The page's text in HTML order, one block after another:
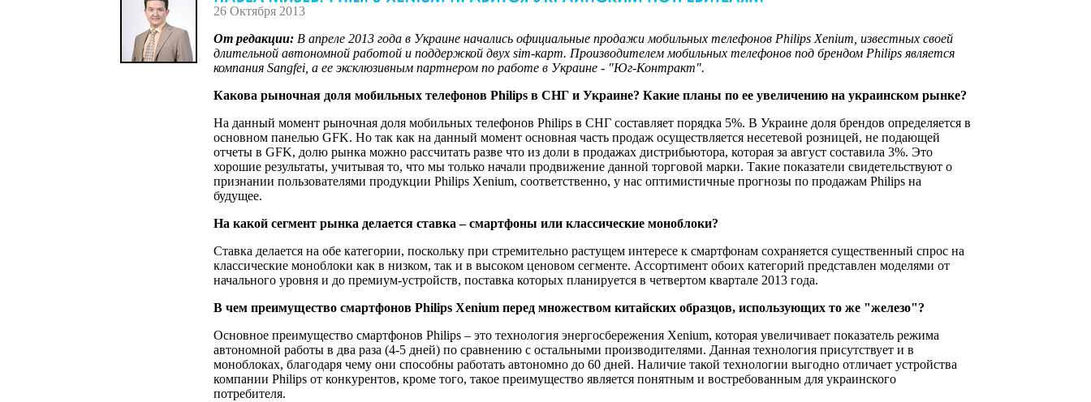
26 Октября 2013
От редакции: В апреле 2013 года в Украине начались официальные продажи мобильных телефонов Philips Xenium, известных своей
длительной автономной работой и поддержкой двух sim-карт. Производителем мобильных телефонов под брендом Philips является
компания Sangfei, а ее эксклюзивным партнером по работе в Украине - "Юг-Контракт".
Какова рыночная доля мобильных телефонов Philips в СНГ и Украине? Какие планы по ее увеличению на украинском рынке?
На данный момент рыночная доля мобильных телефонов Philips в СНГ составляет порядка 5%. В Украине доля брендов определяется в
основном панелью GFK. Но так как на данный момент основная часть продаж осуществляется несетевой розницей, не подающей
отчеты в GFK, долю рынка можно рассчитать разве что из доли в продажах дистрибьютора, которая за август составила 3%. Это
хорошие результаты, учитывая то, что мы только начали продвижение данной торговой марки. Такие показатели свидетельствуют о
признании пользователями продукции Philips Xenium, соответственно, у нас оптимистичные прогнозы по продажам Philips на
будущее.
На какой сегмент рынка делается ставка – смартфоны или классические моноблоки?
Ставка делается на обе категории, поскольку при стремительно растущем интересе к смартфонам сохраняется существенный спрос на
классические моноблоки как в низком, так и в высоком ценовом сегменте. Ассортимент обоих категорий представлен моделями от
начального уровня и до премиум-устройств, поставка которых планируется в четвертом квартале 2013 года.
В чем преимущество смартфонов Philips Xenium перед множеством китайских образцов, использующих то же "железо"?
Основное преимущество смартфонов Philips – это технология энергосбережения Xenium, которая увеличивает показатель режима
автономной работы в два раза (4-5 дней) по сравнению с остальными производителями. Данная технология присутствует и в
моноблоках, благодаря чему они способны работать автономно до 60 дней. Наличие такой технологии выгодно отличает устройства
компании Philips от конкурентов, кроме того, такое преимущество является понятным и востребованным для украинского
потребителя.